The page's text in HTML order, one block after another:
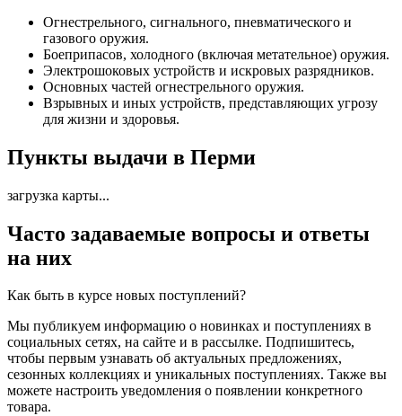
Огнестрельного, сигнального, пневматического и
газового оружия.
Боеприпасов, холодного (включая метательное) оружия.
Электрошоковых устройств и искровых разрядников.
Основных частей огнестрельного оружия.
Взрывных и иных устройств, представляющих угрозу
для жизни и здоровья.
Пункты выдачи в Перми
загрузка карты...
Часто задаваемые вопросы и ответы
на них
Как быть в курсе новых поступлений?
Мы публикуем информацию о новинках и поступлениях в
социальных сетях, на сайте и в рассылке. Подпишитесь,
чтобы первым узнавать об актуальных предложениях,
сезонных коллекциях и уникальных поступлениях. Также вы
можете настроить уведомления о появлении конкретного
товара.